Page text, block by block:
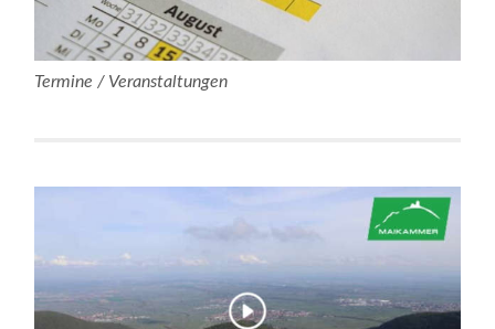
Termine / Veranstaltungen